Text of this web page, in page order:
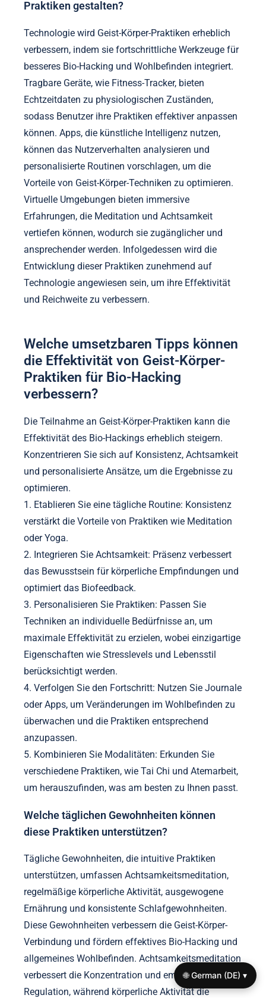
Praktiken könnten Bio-Hacking- und
Studien zeigen, dass die Integration von
Achtsamkeit, Meditation und Atemarbeit die
kognitive Funktion und emotionale Regulation
verbessert. Jüngste Erkenntnisse deuten darauf hin,
dass regelmäßige Meditation die Neuroplastizität
verbessern kann, was zu einer größeren
Anpassungsfähigkeit in mentalen Prozessen führt.
Darüber hinaus hebt die Forschung zur Verbindung
zwischen Darm und Gehirn die Auswirkungen der
Ernährung auf die psychische Gesundheit hervor
und legt nahe, dass Ernährungsänderungen die
kognitive Leistung optimieren können. Während sich
diese Erkenntnisse weiterentwickeln, werden sie
wahrscheinlich die Praktiken in der persönlichen
Entwicklung und im Wellnessbereich neu gestalten.
Wie wird Technologie die Entwicklung dieser
Technologie wird Geist-Körper-Praktiken erheblich
verbessern, indem sie fortschrittliche Werkzeuge für
besseres Bio-Hacking und Wohlbefinden integriert.
Tragbare Geräte, wie Fitness-Tracker, bieten
sodass Benutzer ihre Praktiken effektiver anpassen
können. Apps, die künstliche Intelligenz nutzen,
können das Nutzerverhalten analysieren und
personalisierte Routinen vorschlagen, um die
Vorteile von Geist-Körper-Techniken zu optimieren.
Virtuelle Umgebungen bieten immersive
Erfahrungen, die Meditation und Achtsamkeit
vertiefen können, wodurch sie zugänglicher und
ansprechender werden. Infolgedessen wird die
Entwicklung dieser Praktiken zunehmend auf
Technologie angewiesen sein, um ihre Effektivität
und Reichweite zu verbessern.
Welche umsetzbaren Tipps können
die Effektivität von Geist-Körper-
Praktiken für Bio-Hacking
verbessern?
Die Teilnahme an Geist-Körper-Praktiken kann die
Effektivität des Bio-Hackings erheblich steigern.
Konzentrieren Sie sich auf Konsistenz, Achtsamkeit
und personalisierte Ansätze, um die Ergebnisse zu
optimieren.
1. Etablieren Sie eine tägliche Routine: Konsistenz
verstärkt die Vorteile von Praktiken wie Meditation
oder Yoga.
2. Integrieren Sie Achtsamkeit: Präsenz verbessert
das Bewusstsein für körperliche Empfindungen und
🌐 German (DE) ▾